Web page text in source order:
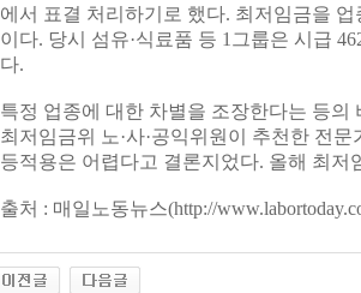
에서 표결 처리하기로 했다. 최저임금을
이다. 당시 섬유·식료품 등 1그룹은 시급
다.
특정 업종에 대한 차별을 조장한다는 등의
최저임금위 노·사·공익위원이 추천한 전
등적용은 어렵다고 결론지었다. 올해 최저
출처 : 매일노동뉴스(http://